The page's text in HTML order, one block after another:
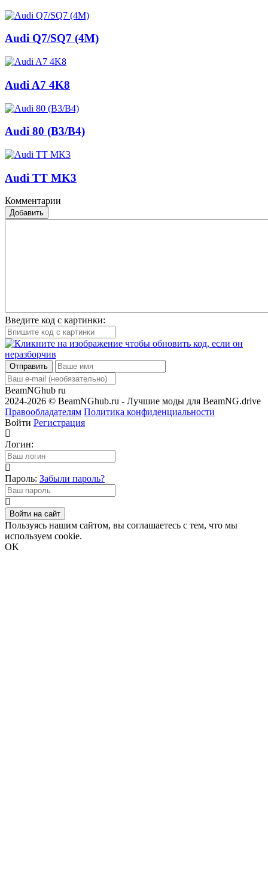
Audi Q7/SQ7 (4M)
Audi A7 4K8
Audi 80 (B3/B4)
Audi TT MK3
Комментарии
Добавить
Введите код с картинки:
Отправить
BeamNGhub ru
2024-2026 © BeamNGhub.ru - Лучшие моды для BeamNG.drive
Правообладателям Политика конфиденциальности
Войти Регистрация
Логин:
Пароль: Забыли пароль?
Войти на сайт
Пользуясь нашим сайтом, вы соглашаетесь с тем, что мы
используем cookie.
OK